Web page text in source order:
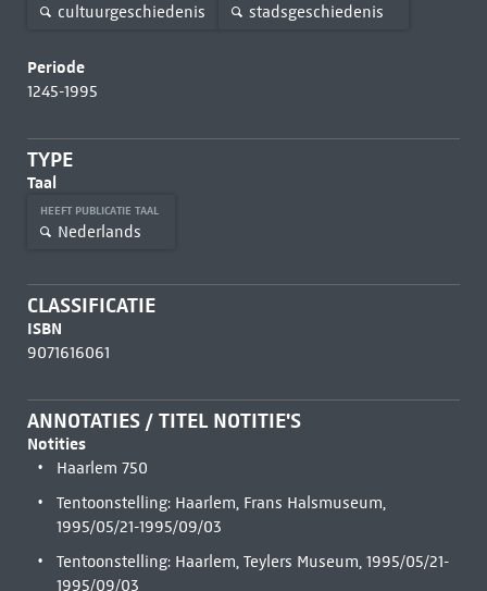
cultuurgeschiedenis stadsgeschiedenis
Periode
1245-1995
TYPE
Taal
HEEFT PUBLICATIE TAAL
Nederlands
CLASSIFICATIE
ISBN
9071616061
ANNOTATIES / TITEL NOTITIE'S
Notities
Haarlem 750
Tentoonstelling: Haarlem, Frans Halsmuseum,
1995/05/21-1995/09/03
Tentoonstelling: Haarlem, Teylers Museum, 1995/05/21-
1995/09/03